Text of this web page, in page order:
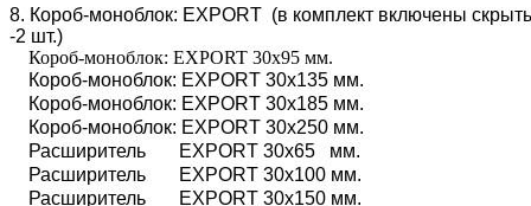
8. Короб-моноблок: EXPORT (в комплект включены
-2 шт.)
Короб-моноблок: EXPORT 30х95 мм.
Короб-моноблок: EXPORT 30х135 мм.
Короб-моноблок: EXPORT 30х185 мм.
Короб-моноблок: EXPORT 30х250 мм.
Расширитель EXPORT 30х65 мм.
Расширитель EXPORT 30х100 мм.
Расширитель EXPORT 30х150 мм.